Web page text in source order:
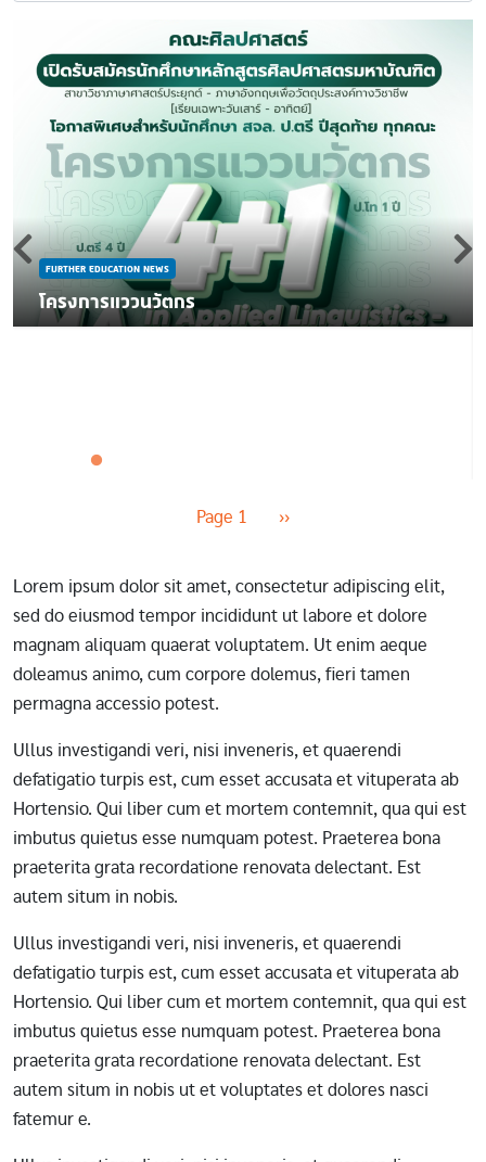
FURTHER EDUCATION NEWS
โครงการแววนวัตกร
Page 1 Next page
››
Lorem ipsum dolor sit amet, consectetur adipiscing elit,
sed do eiusmod tempor incididunt ut labore et dolore
magnam aliquam quaerat voluptatem. Ut enim aeque
doleamus animo, cum corpore dolemus, fieri tamen
permagna accessio potest.
Ullus investigandi veri, nisi inveneris, et quaerendi
defatigatio turpis est, cum esset accusata et vituperata ab
Hortensio. Qui liber cum et mortem contemnit, qua qui est
imbutus quietus esse numquam potest. Praeterea bona
praeterita grata recordatione renovata delectant. Est
autem situm in nobis.
Ullus investigandi veri, nisi inveneris, et quaerendi
defatigatio turpis est, cum esset accusata et vituperata ab
Hortensio. Qui liber cum et mortem contemnit, qua qui est
imbutus quietus esse numquam potest. Praeterea bona
praeterita grata recordatione renovata delectant. Est
autem situm in nobis ut et voluptates et dolores nasci
fatemur e.